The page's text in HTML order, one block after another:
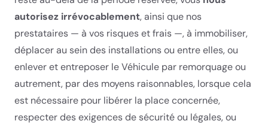
autorisez irrévocablement, ainsi que nos
prestataires — à vos risques et frais —, à immobiliser,
déplacer au sein des installations ou entre elles, ou
enlever et entreposer le Véhicule par remorquage ou
autrement, par des moyens raisonnables, lorsque cela
est nécessaire pour libérer la place concernée,
respecter des exigences de sécurité ou légales, ou